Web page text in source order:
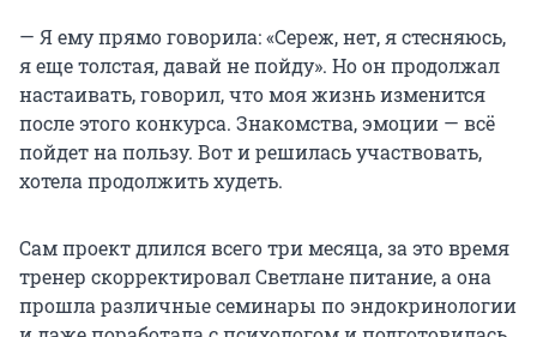
— Я ему прямо говорила: «Сереж, нет, я стесняюсь,
я еще толстая, давай не пойду». Но он продолжал
настаивать, говорил, что моя жизнь изменится
после этого конкурса. Знакомства, эмоции — всё
пойдет на пользу. Вот и решилась участвовать,
хотела продолжить худеть.
Сам проект длился всего три месяца, за это время
тренер скорректировал Светлане питание, а она
прошла различные семинары по эндокринологии